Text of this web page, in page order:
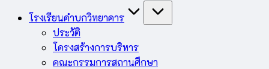
โรงเรียนคำบกวิทยาคาร
ประวัติ
โครงสร้างการบริหาร
คณะกรรมการสถานศึกษา